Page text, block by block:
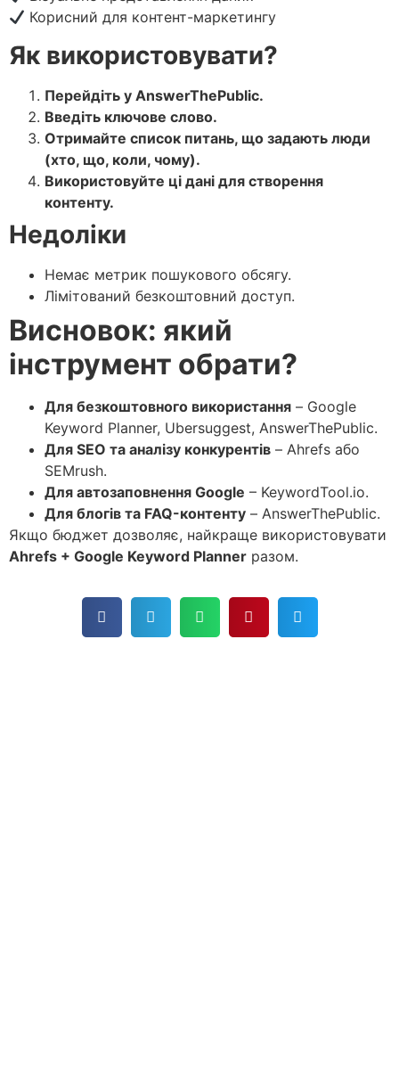
Корисний для контент-маркетингу
Як використовувати?
Перейдіть у AnswerThePublic.
Введіть ключове слово.
Отримайте список питань, що задають люди
(хто, що, коли, чому).
Використовуйте ці дані для створення
контенту.
Недоліки
Немає метрик пошукового обсягу.
Лімітований безкоштовний доступ.
Висновок: який
інструмент обрати?
Для безкоштовного використання – Google
Keyword Planner, Ubersuggest, AnswerThePublic.
Для SEO та аналізу конкурентів – Ahrefs або
SEMrush.
Для автозаповнення Google – KeywordTool.io.
Для блогів та FAQ-контенту – AnswerThePublic.
Якщо бюджет дозволяє, найкраще використовувати
Ahrefs + Google Keyword Planner разом.